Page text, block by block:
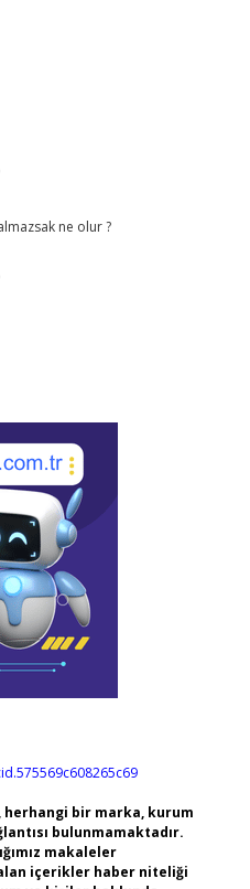
ne olur ?
bir marka, kurum
bulunmamaktadır.
makaleler
içerikler haber niteliği